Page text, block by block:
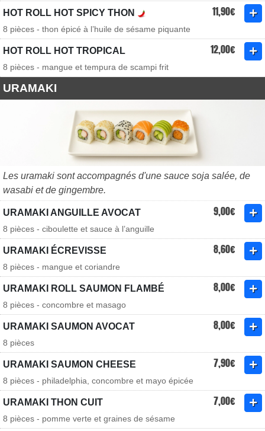
HOT ROLL HOT SPICY THON 11,90€
8 pièces - thon épicé à l’huile de sésame piquante
HOT ROLL HOT TROPICAL 12,00€
8 pièces - mangue et tempura de scampi frit
URAMAKI
Les uramaki sont accompagnés d'une sauce soja salée, de
wasabi et de gingembre.
URAMAKI ANGUILLE AVOCAT 9,00€
8 pièces - ciboulette et sauce à l’anguille
URAMAKI ÉCREVISSE 8,60€
8 pièces - mangue et coriandre
URAMAKI ROLL SAUMON FLAMBÉ 8,00€
8 pièces - concombre et masago
URAMAKI SAUMON AVOCAT 8,00€
8 pièces
URAMAKI SAUMON CHEESE 7,90€
8 pièces - philadelphia, concombre et mayo épicée
URAMAKI THON CUIT 7,00€
8 pièces - pomme verte et graines de sésame